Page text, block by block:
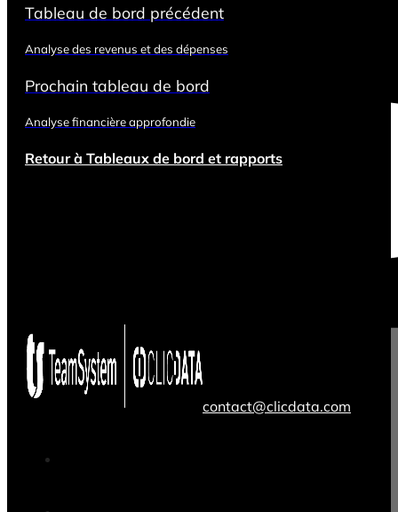
Tableau de bord précédent
Analyse des revenus et des dépenses
Prochain tableau de bord
Analyse financière approfondie
Retour à Tableaux de bord et rapports
contact@clicdata.com